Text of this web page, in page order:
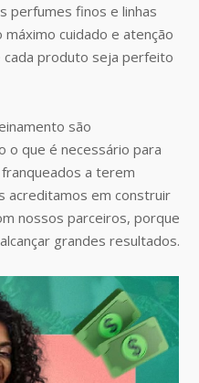
perfumes finos e linhas
cuidado e atenção
produto seja perfeito
são
o que é necessário para
a terem
acreditamos em construir
nossos parceiros, porque
grandes resultados.